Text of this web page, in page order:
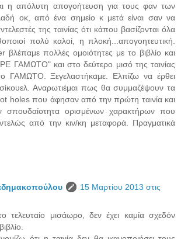
η απόλυτη απογοήτευση για τους φαν των
οκ, από ένα σημείο κ μετά είναι σαν να
της ταινίας ότι κάπου βασίζονται όλα
πολύ καλοί, η πλοκή...απογοητευτική.
πολλές ομοιότητες με το βιβλίο και
ΓΑΜΩΤΟ" και στο δεύτερο μισό της ταινίας
ΓΑΜΩΤΟ. Ξεγελαστήκαμε. Ελπίζω να έρθει
Αναρωτιέμαι πως θα συμμαζέψουν τα
holes που άφησαν από την πρώτη ταινία και
σπουδαίοτητα ορισμένων χαρακτήρων που
από την κιν/κη μεταφορά. Πραγματικά
15 Μαρτίου 2013 στις
τελευταίο μισάωρο, δεν έχει καμία σχεδόν